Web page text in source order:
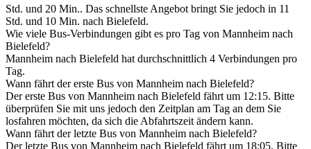
Std. und 20 Min.. Das schnellste Angebot bringt Sie jedoch in 11
Std. und 10 Min. nach Bielefeld.
Wie viele Bus-Verbindungen gibt es pro Tag von Mannheim nach
Bielefeld?
Mannheim nach Bielefeld hat durchschnittlich 4 Verbindungen pro
Tag.
Wann fährt der erste Bus von Mannheim nach Bielefeld?
Der erste Bus von Mannheim nach Bielefeld fährt um 12:15. Bitte
überprüfen Sie mit uns jedoch den Zeitplan am Tag an dem Sie
losfahren möchten, da sich die Abfahrtszeit ändern kann.
Wann fährt der letzte Bus von Mannheim nach Bielefeld?
Der letzte Bus von Mannheim nach Bielefeld fährt um 18:05. Bitte